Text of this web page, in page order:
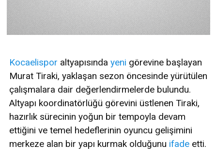
Kocaelispor altyapısında yeni görevine başlayan
Murat Tiraki, yaklaşan sezon öncesinde yürütülen
çalışmalara dair değerlendirmelerde bulundu.
Altyapı koordinatörlüğü görevini üstlenen Tiraki,
hazırlık sürecinin yoğun bir tempoyla devam
ettiğini ve temel hedeflerinin oyuncu gelişimini
merkeze alan bir yapı kurmak olduğunu ifade etti.